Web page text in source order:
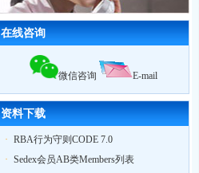
2010我公司业绩大幅增长,全年累计辅
导工厂达903家！
2011年3月，帮助83家工厂通过
2011年4月，帮助75家工厂通过
EICC认证3家, ICTI认证2家）
2011年5月，帮助79家工厂通过验厂
（其中,ICTI认证
在线咨询
微信咨询 E-mail
资料下载
· RBA行为守则CODE 7.0
· Sedex会员AB类Members列表